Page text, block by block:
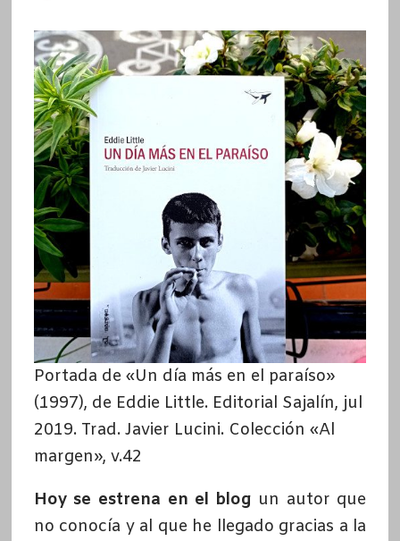
Portada de «Un día más en el paraíso»
(1997), de Eddie Little. Editorial Sajalín, jul
2019. Trad. Javier Lucini. Colección «Al
margen», v.42
Hoy se estrena en el blog un autor que
no conocía y al que he llegado gracias a la